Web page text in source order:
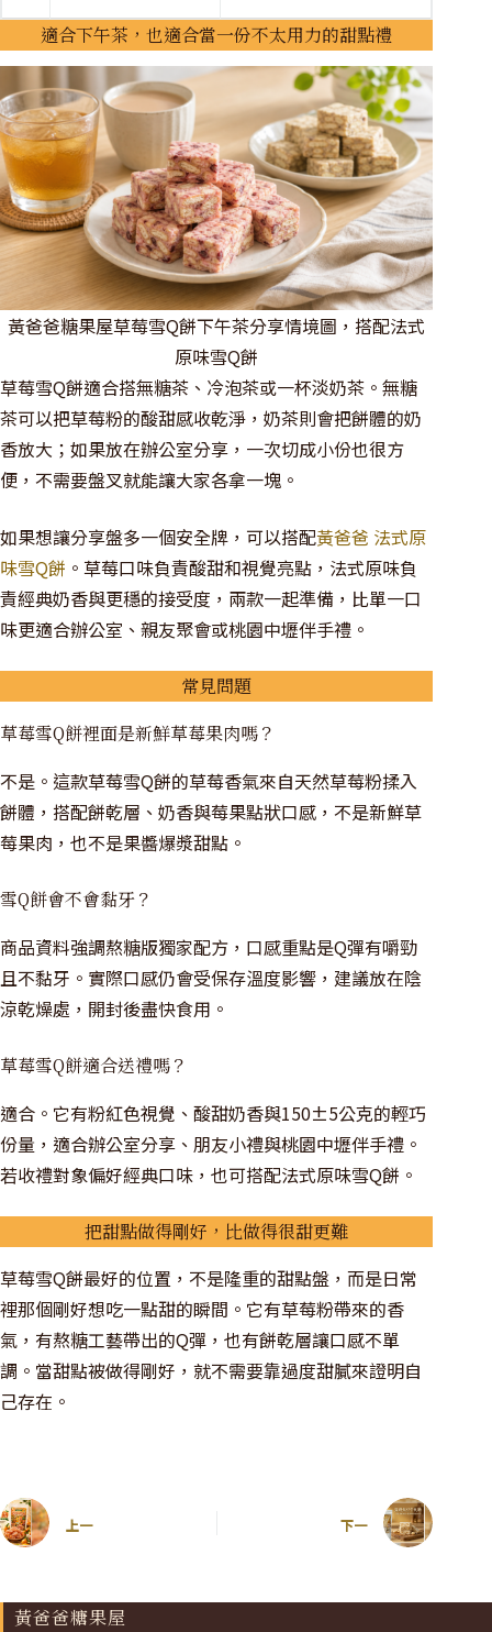
適合下午茶，也適合當一份不太用力的甜點禮
黃爸爸糖果屋草莓雪Q餅下午茶分享情境圖，搭配法式
原味雪Q餅
草莓雪Q餅適合搭無糖茶、冷泡茶或一杯淡奶茶。無糖
茶可以把草莓粉的酸甜感收乾淨，奶茶則會把餅體的奶
香放大；如果放在辦公室分享，一次切成小份也很方
便，不需要盤叉就能讓大家各拿一塊。
如果想讓分享盤多一個安全牌，可以搭配黃爸爸 法式原
味雪Q餅 。草莓口味負責酸甜和視覺亮點，法式原味負
責經典奶香與更穩的接受度，兩款一起準備，比單一口
味更適合辦公室、親友聚會或桃園中壢伴手禮。
常見問題
草莓雪Q餅裡面是新鮮草莓果肉嗎？
不是。這款草莓雪Q餅的草莓香氣來自天然草莓粉揉入
餅體，搭配餅乾層、奶香與莓果點狀口感，不是新鮮草
莓果肉，也不是果醬爆漿甜點。
雪Q餅會不會黏牙？
商品資料強調熬糖版獨家配方，口感重點是Q彈有嚼勁
且不黏牙。實際口感仍會受保存溫度影響，建議放在陰
涼乾燥處，開封後盡快食用。
草莓雪Q餅適合送禮嗎？
適合。它有粉紅色視覺、酸甜奶香與150±5公克的輕巧
份量，適合辦公室分享、朋友小禮與桃園中壢伴手禮。
若收禮對象偏好經典口味，也可搭配法式原味雪Q餅。
把甜點做得剛好，比做得很甜更難
草莓雪Q餅最好的位置，不是隆重的甜點盤，而是日常
裡那個剛好想吃一點甜的瞬間。它有草莓粉帶來的香
氣，有熬糖工藝帶出的Q彈，也有餅乾層讓口感不單
調。當甜點被做得剛好，就不需要靠過度甜膩來證明自
己存在。
上一 下一
黃爸爸糖果屋